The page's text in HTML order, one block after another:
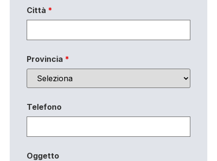
Città *
Provincia *
Telefono
Oggetto